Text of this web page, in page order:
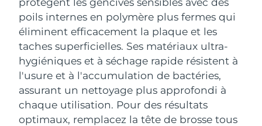
poils internes en polymère plus fermes qui
éliminent efficacement la plaque et les
taches superficielles. Ses matériaux ultra-
hygiéniques et à séchage rapide résistent à
l'usure et à l'accumulation de bactéries,
assurant un nettoyage plus approfondi à
chaque utilisation. Pour des résultats
optimaux, remplacez la tête de brosse tous